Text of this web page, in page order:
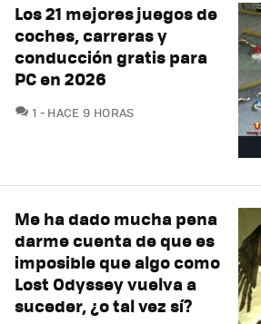
Los 21 mejores juegos de
coches, carreras y
conducción gratis para
PC en 2026
1 COMENTARIOS
HACE 9 HORAS
Me ha dado mucha pena
darme cuenta de que es
imposible que algo como
Lost Odyssey vuelva a
suceder, ¿o tal vez sí?